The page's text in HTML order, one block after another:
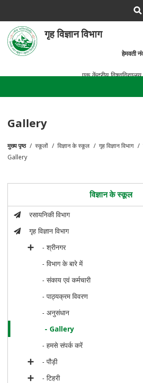
main
content
गृह विज्ञान विभाग
हेमवती नंदन बहुगुणा
एक केंद्रीय विश्वविद्यालय
Gallery
पग
मुख्य पृष्ठ स्कूलों विज्ञान के स्कूल गृह विज्ञान विभाग
Gallery
विज्ञान के स्कूल
रसायनिकी विभाग
गृह विज्ञान विभाग
- श्रीनगर
- विभाग के बारे में
- संकाय एवं कर्मचारी
- पाठ्यक्रम विवरण
- अनुसंधान
- Gallery
- हमसे संपर्क करें
- पौड़ी
- टिहरी